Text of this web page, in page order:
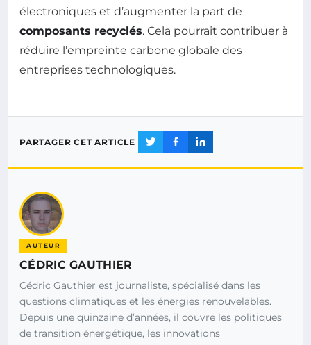
électroniques et d’augmenter la part de
composants recyclés. Cela pourrait contribuer à
réduire l’empreinte carbone globale des
entreprises technologiques.
PARTAGER CET ARTICLE
AUTEUR
CÉDRIC GAUTHIER
Cédric Gauthier est journaliste, spécialisé dans les
questions climatiques et les énergies renouvelables.
Depuis une quinzaine d’années, il couvre les politiques
de transition énergétique, les innovations